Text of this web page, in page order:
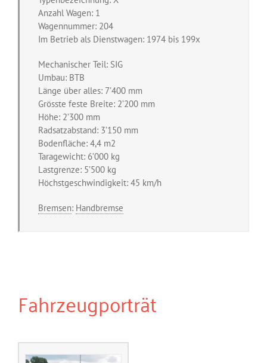
Anzahl Wagen: 1
Wagennummer: 204
Im Betrieb als Dienstwagen: 1974 bis 199x
Mechanischer Teil: SIG
Umbau: BTB
Länge über alles: 7’400 mm
Grösste feste Breite: 2’200 mm
Höhe: 2’300 mm
Radsatzabstand: 3’150 mm
Bodenfläche: 4,4 m2
Taragewicht: 6’000 kg
Lastgrenze: 5’500 kg
Höchstgeschwindigkeit: 45 km/h
Bremsen: Handbremse
Fahrzeugporträt